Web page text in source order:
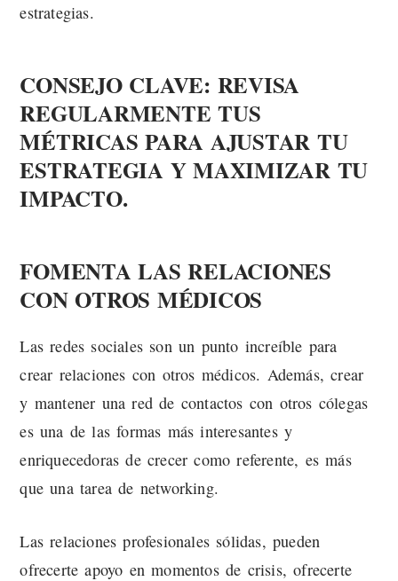
estrategias.
CONSEJO CLAVE: REVISA
REGULARMENTE TUS
MÉTRICAS PARA AJUSTAR TU
ESTRATEGIA Y MAXIMIZAR TU
IMPACTO.
FOMENTA LAS RELACIONES
CON OTROS MÉDICOS
Las redes sociales son un punto increíble para
crear relaciones con otros médicos. Además, crear
y mantener una red de contactos con otros cólegas
es una de las formas más interesantes y
enriquecedoras de crecer como referente, es más
que una tarea de networking.
Las relaciones profesionales sólidas, pueden
ofrecerte apoyo en momentos de crisis, ofrecerte